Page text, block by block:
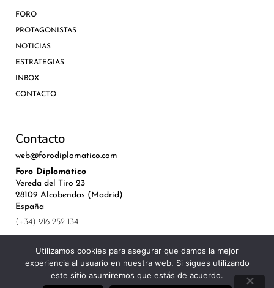
FORO
PROTAGONISTAS
NOTICIAS
ESTRATEGIAS
INBOX
CONTACTO
Contacto
web@forodiplomatico.com
Foro Diplomático
Vereda del Tiro 23
28109 Alcobendas (Madrid)
España
(+34) 916 252 134
Utilizamos cookies para asegurar que damos la mejor
experiencia al usuario en nuestra web. Si sigues utilizando
este sitio asumiremos que estás de acuerdo.